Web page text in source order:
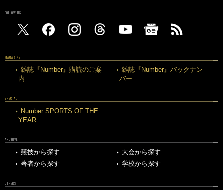
FOLLOW US
MAGAZINE
雑誌『Number』購読のご案
内
雑誌『Number』バックナン
バー
SPECIAL
Number SPORTS OF THE
YEAR
ARCHIVE
競技から探す
大会から探す
著者から探す
学校から探す
OTHERS